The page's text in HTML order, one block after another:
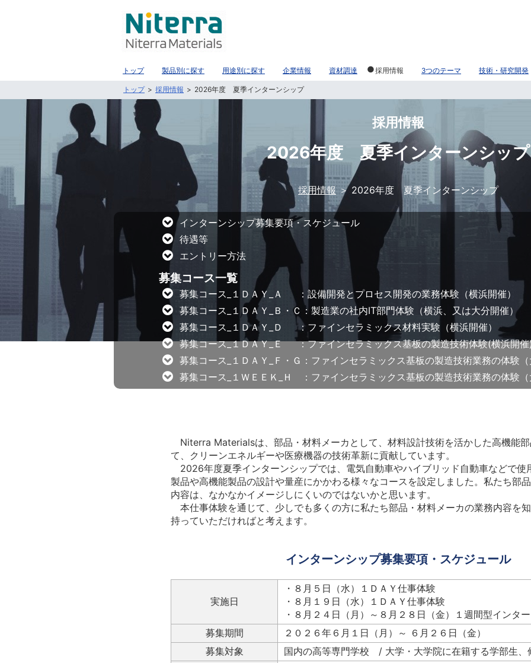
トップ 製品別に探す 用途別に探す 企業情報 資材調達 採用情報 3つのテーマ 技術・研究開発
トップ 採用情報 2026年度 夏季インターンシップ
採用情報
2026年度 夏季インターンシップ
採用情報 2026年度 夏季インターンシップ
インターンシップ募集要項・スケジュール
待遇等
エントリー方法
募集コース一覧
募集コース_１ＤＡＹ_Ａ ：設備開発とプロセス開発の業務体験（横浜開催）
募集コース_１ＤＡＹ_Ｂ・Ｃ：製造業の社内IT部門体験（横浜、又は大分開催）
募集コース_１ＤＡＹ_Ｄ ：ファインセラミックス材料実験（横浜開催）
募集コース_１ＤＡＹ_Ｅ ：ファインセラミックス基板の製造技術体験(横浜開
募集コース_１ＤＡＹ_Ｆ・Ｇ：ファインセラミックス基板の製造技術業務の体験
募集コース_１ＷＥＥＫ_Ｈ ：ファインセラミックス基板の製造技術業務の体験
Niterra Materialsは、部品・材料メーカとして、材料設計技術を活かした高機能
て、クリーンエネルギーや医療機器の技術革新に貢献しています。
2026年度夏季インターンシップでは、電気自動車やハイブリッド自動車などで使
製品や高機能製品の設計や量産にかかわる様々なコースを設定しました。私たち部
内容は、なかなかイメージしにくいのではないかと思います。
本仕事体験を通じて、少しでも多くの方に私たち部品・材料メーカの業務内容を
持っていただければと考えます。
インターンシップ募集要項・スケジュール
実施日
・８月５日（水）１ＤＡＹ仕事体験
・８月１９日（水）１ＤＡＹ仕事体験
・８月２４日（月）～８月２８日（金）１週間型インタ
募集期間
２０２６年６月１日（月）～ ６月２６日（金）
募集対象
国内の高等専門学校 / 大学・大学院に在籍する学部生、